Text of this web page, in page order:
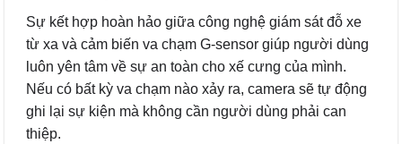
Sự kết hợp hoàn hảo giữa công nghệ giám sát đỗ xe
từ xa và cảm biến va chạm G-sensor giúp người dùng
luôn yên tâm về sự an toàn cho xế cưng của mình.
Nếu có bất kỳ va chạm nào xảy ra, camera sẽ tự động
ghi lại sự kiện mà không cần người dùng phải can
thiệp.